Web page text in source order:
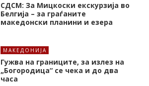
СДСМ: За Мицкоски екскурзија во
Белгија – за граѓаните
македонски планини и езера
МАКЕДОНИЈА
Гужва на границите, за излез на
„Богородица“ се чека и до два
часа